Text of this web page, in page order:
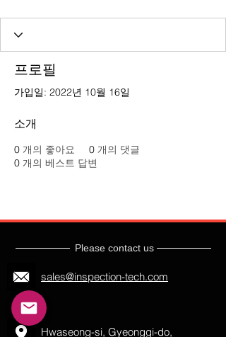
프로필
가입일: 2022년 10월 16일
소개
0 개의 좋아요 0 개의 댓글
0 개의 베스트 답변
Please contact us
sales@inspection-tech.com
Hwaseong-si, Gyeonggi-do,